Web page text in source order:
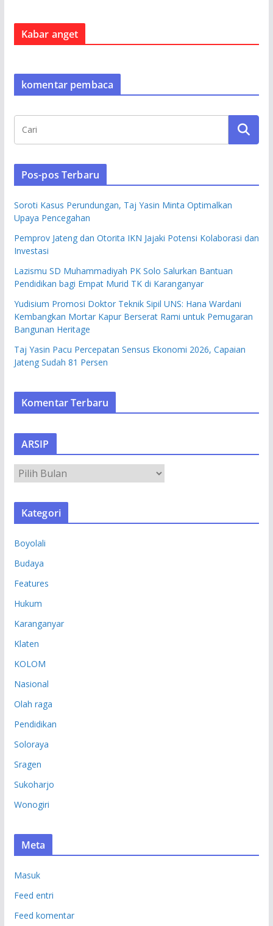
Kabar anget
komentar pembaca
Pos-pos Terbaru
Soroti Kasus Perundungan, Taj Yasin Minta Optimalkan
Upaya Pencegahan
Pemprov Jateng dan Otorita IKN Jajaki Potensi Kolaborasi dan
Investasi
Lazismu SD Muhammadiyah PK Solo Salurkan Bantuan
Pendidikan bagi Empat Murid TK di Karanganyar
Yudisium Promosi Doktor Teknik Sipil UNS: Hana Wardani
Kembangkan Mortar Kapur Berserat Rami untuk Pemugaran
Bangunan Heritage
Taj Yasin Pacu Percepatan Sensus Ekonomi 2026, Capaian
Jateng Sudah 81 Persen
Komentar Terbaru
ARSIP
R
S
Kategori
Boyolali
Budaya
Features
Hukum
Karanganyar
Klaten
KOLOM
Nasional
Olah raga
Pendidikan
Soloraya
Sragen
Sukoharjo
Wonogiri
Meta
Masuk
Feed entri
Feed komentar